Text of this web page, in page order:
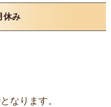
休み
なります。